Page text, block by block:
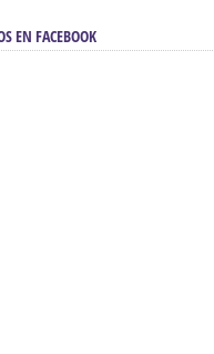
EN FACEBOOK